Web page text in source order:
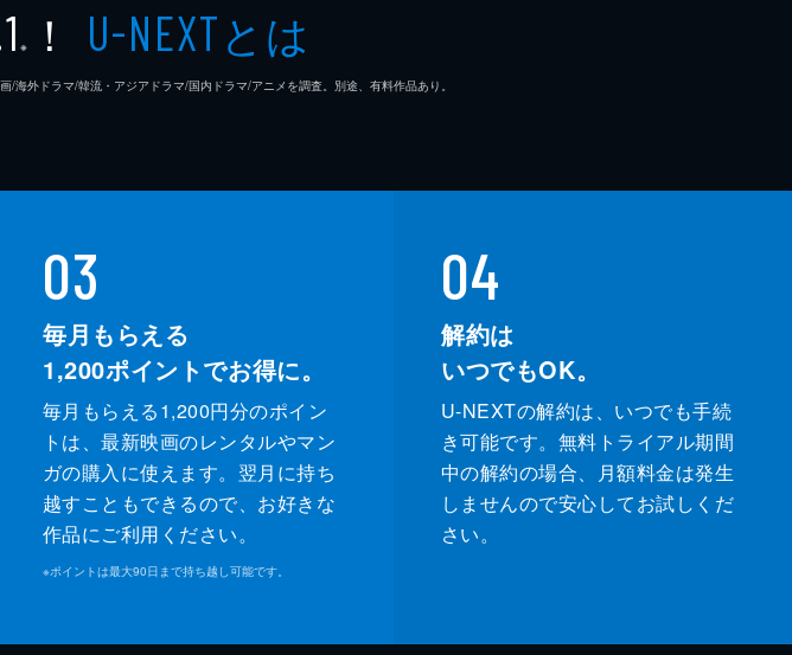
※ ！ U-NEXTとは
外ドラマ/韓流・アジアドラマ/国内ドラマ/アニメを調査。別途、有料作品あり。
03
毎月もらえる
1,200ポイントでお得に。
毎月もらえる1,200円分のポイン
トは、最新映画のレンタルやマン
ガの購入に使えます。翌月に持ち
越すこともできるので、お好きな
作品にご利用ください。
※ポイントは最大90日まで持ち越し可能です。
04
解約は
いつでもOK。
U-NEXTの解約は、いつでも手続
き可能です。無料トライアル期間
中の解約の場合、月額料金は発生
しませんので安心してお試しくだ
さい。